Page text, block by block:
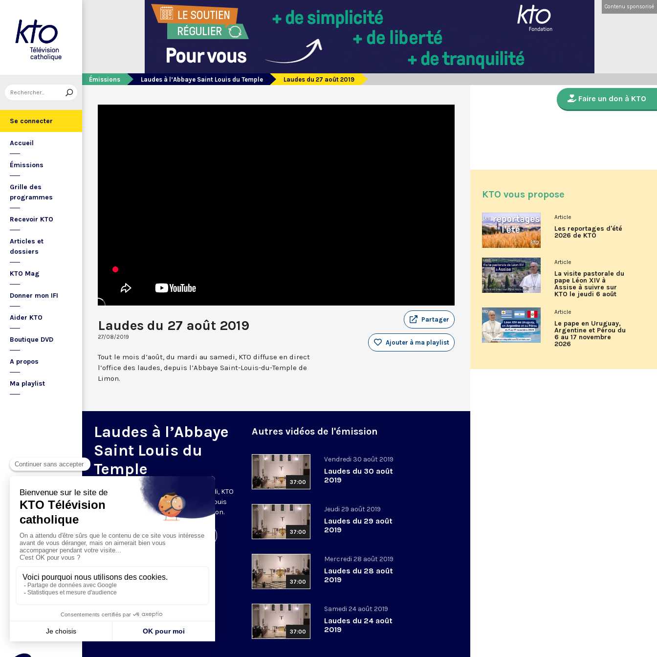
Se connecter
Accueil
Émissions
Grille des
programmes
Recevoir KTO
Articles et
dossiers
KTO Mag
Donner mon IFI
Aider KTO
Boutique DVD
A propos
Ma playlist
Contenu sponsorisé
Émissions Laudes à l’Abbaye Saint Louis du Temple Laudes du 27 août 2019
Laudes du 27 août 2019
27/08/2019
Partager
Ajouter à ma playlist
Tout le mois d’août, du mardi au samedi, KTO diffuse en direct
l’office des laudes, depuis l’Abbaye Saint-Louis-du-Temple de
Limon.
Laudes à l’Abbaye
Saint Louis du
Temple
Tout le mois d’août, du mardi au samedi, KTO
diffuse en direct l’office des laudes, depuis
l’Abbaye Saint-Louis-du-Temple de Limon.
Visiter la page de l'émission
Autres vidéos de l'émission
37:00
Vendredi 30 août 2019
Laudes du 30 août
2019
37:00
Jeudi 29 août 2019
Laudes du 29 août
2019
37:00
Mercredi 28 août 2019
Laudes du 28 août
2019
37:00
Samedi 24 août 2019
Laudes du 24 août
2019
Faire un don à KTO
KTO vous propose
Article
Les reportages d'été
2026 de KTO
Article
La visite pastorale du
pape Léon XIV à
Assise à suivre sur
KTO le jeudi 6 août
Article
Le pape en Uruguay,
Argentine et Pérou du
6 au 17 novembre
2026